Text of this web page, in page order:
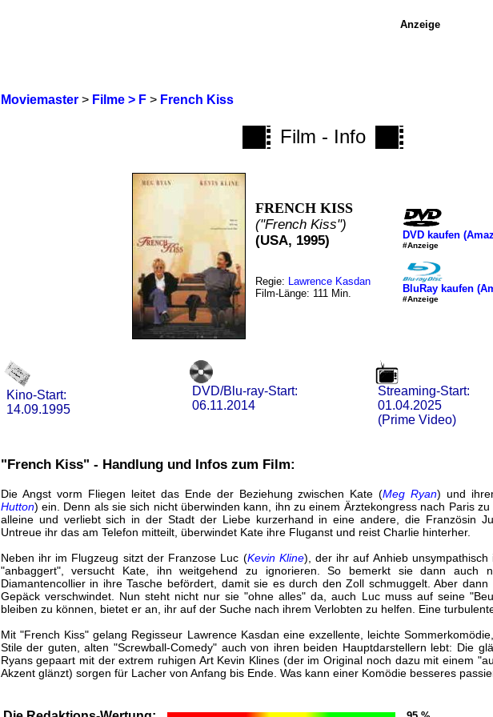
Moviemaster> Filme > F> French Kiss
Film - Info
FRENCH KISS
("French Kiss")
(USA, 1995)
Regie: Lawrence Kasdan
Film-Länge: 111 Min.
DVD kaufen
#Anzeige
BluRay kaufen
#Anzeige
Kino-Start:
14.09.1995
DVD/Blu-ray-Start:
06.11.2014
Streaming-Start:
01.04.2025
(Prime Video)
"French Kiss" - Handlung und Infos zum Film:
Die Angst vorm Fliegen leitet das Ende der Beziehung zwischen Kate (Meg Ryan) und
Hutton) ein. Denn als sie sich nicht überwinden kann, ihn zu einem Ärztekongress nach Paris
alleine und verliebt sich in der Stadt der Liebe kurzerhand in eine andere, die Französin
Untreue ihr das am Telefon mitteilt, überwindet Kate ihre Fluganst und reist Charlie hinterher.
Neben ihr im Flugzeug sitzt der Franzose Luc (Kevin Kline), der ihr auf Anhieb
"anbaggert", versucht Kate, ihn weitgehend zu ignorieren. So bemerkt sie dann auch
Diamantencollier in ihre Tasche befördert, damit sie es durch den Zoll schmuggelt. Aber
Gepäck verschwindet. Nun steht nicht nur sie "ohne alles" da, auch Luc muss auf seine
bleiben zu können, bietet er an, ihr auf der Suche nach ihrem Verlobten zu helfen. Eine
Mit "French Kiss" gelang Regisseur Lawrence Kasdan eine exzellente, leichte
Stile der guten, alten "Screwball-Comedy" auch von ihren beiden Hauptdarstellern lebt: Die
Ryans gepaart mit der extrem ruhigen Art Kevin Klines (der im Original noch dazu mit einem
Akzent glänzt) sorgen für Lacher von Anfang bis Ende. Was kann einer Komödie besseres
Anzeige